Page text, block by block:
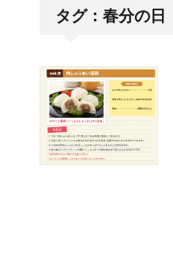
タグ：春分の日